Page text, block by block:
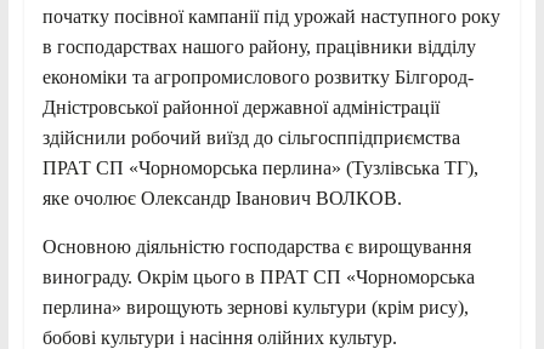
початку посівної кампанії під урожай наступного року
в господарствах нашого району, працівники відділу
економіки та агропромислового розвитку Білгород-
Дністровської районної державної адміністрації
здійснили робочий виїзд до сільгосппідприємства
ПРАТ СП «Чорноморська перлина» (Тузлівська ТГ),
яке очолює Олександр Іванович ВОЛКОВ.
Основною діяльністю господарства є вирощування
винограду. Окрім цього в ПРАТ СП «Чорноморська
перлина» вирощують зернові культури (крім рису),
бобові культури і насіння олійних культур.